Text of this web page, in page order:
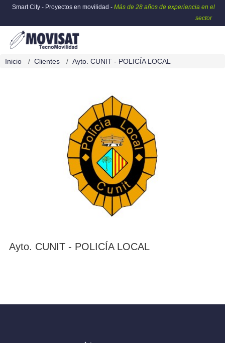
Smart City - Proyectos en movilidad - Más de 28 años de experiencia en el
sector
Inicio Clientes Ayto. CUNIT - POLICÍA LOCAL
Ayto. CUNIT - POLICÍA LOCAL